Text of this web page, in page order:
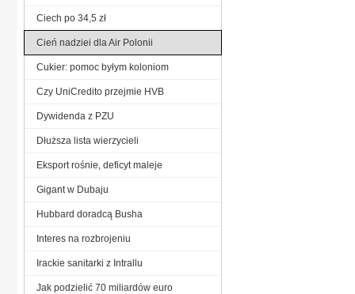
Ciech po 34,5 zł
Cień nadziei dla Air Polonii
Cukier: pomoc byłym koloniom
Czy UniCredito przejmie HVB
Dywidenda z PZU
Dłuższa lista wierzycieli
Eksport rośnie, deficyt maleje
Gigant w Dubaju
Hubbard doradcą Busha
Interes na rozbrojeniu
Irackie sanitarki z Intrallu
Jak podzielić 70 miliardów euro